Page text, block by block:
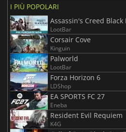
I PIÙ POPOLARI
Assassin's Creed Black
LootBar
Corsair Cove
Kinguin
Palworld
LootBar
Forza Horizon 6
LDShop
EA SPORTS FC 27
Eneba
Resident Evil Requiem
K4G